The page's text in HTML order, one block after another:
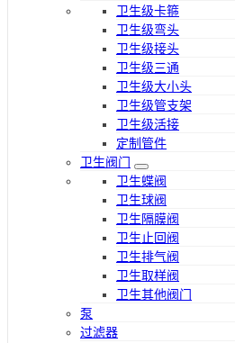
卫生级卡箍
卫生级弯头
卫生级接头
卫生级三通
卫生级大小头
卫生级管支架
卫生级活接
定制管件
卫生阀门
卫生蝶阀
卫生球阀
卫生隔膜阀
卫生止回阀
卫生排气阀
卫生取样阀
卫生其他阀门
泵
过滤器